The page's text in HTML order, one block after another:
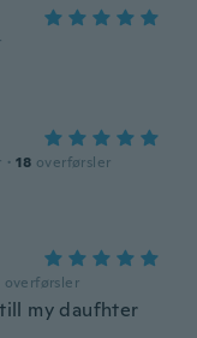
· 18 overførsler
overførsler
my daufhter